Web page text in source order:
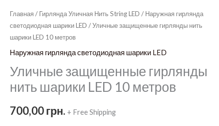
Главная / Гирлянда Уличная Нить String LED / Наружная гирлянда
светодиодная шарики LED / Уличные защищенные гирлянды нить
шарики LED 10 метров
Наружная гирлянда светодиодная шарики LED
Уличные защищенные гирлянды
нить шарики LED 10 метров
700,00грн. + Free Shipping